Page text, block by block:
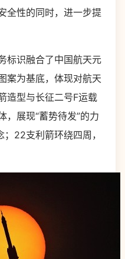
全性的同时，进一步提
识融合了中国航天元
案为基底，体现对航天
造型与长征二号F运载
，展现“蓄势待发”的力
22支利箭环绕四周，